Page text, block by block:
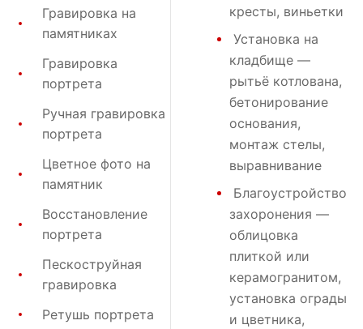
Гравировка на
памятниках
Гравировка
портрета
Ручная гравировка
портрета
Цветное фото на
памятник
Восстановление
портрета
Пескоструйная
гравировка
Ретушь портрета
кресты, виньетки
Установка на
кладбище —
рытьё котлована,
бетонирование
основания,
монтаж стелы,
выравнивание
Благоустройство
захоронения —
облицовка
плиткой или
керамогранитом,
установка ограды
и цветника,